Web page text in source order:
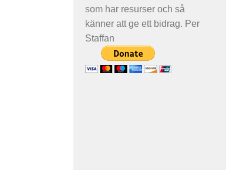
som har resurser och så
känner att ge ett bidrag. Per
Staffan